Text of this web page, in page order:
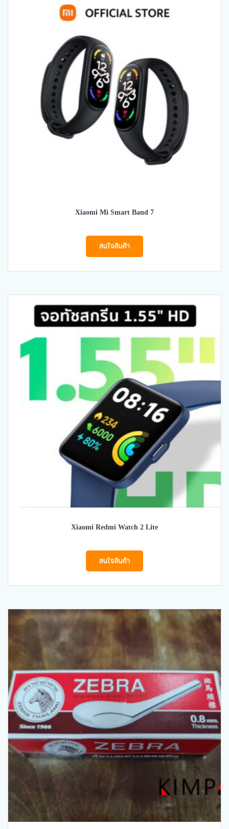
Xiaomi Mi Smart Band 7
สนใจสินค้า
Xiaomi Redmi Watch 2 Lite
สนใจสินค้า